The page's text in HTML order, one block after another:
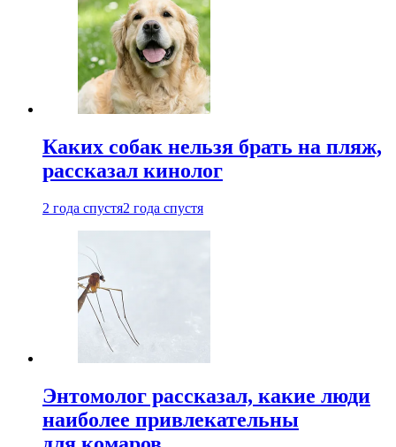
Каких собак нельзя брать на пляж,
рассказал кинолог
2 года спустя2 года спустя
Энтомолог рассказал, какие люди
наиболее привлекательны